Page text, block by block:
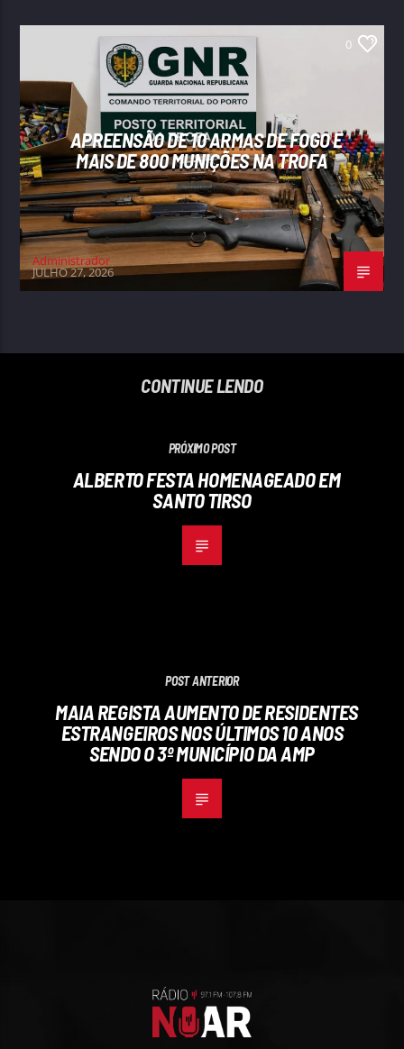
0
APREENSÃO DE 10 ARMAS DE FOGO E
MAIS DE 800 MUNIÇÕES NA TROFA
Administrador
JULHO 27, 2026
CONTINUE LENDO
PRÓXIMO POST
ALBERTO FESTA HOMENAGEADO EM
SANTO TIRSO
POST ANTERIOR
MAIA REGISTA AUMENTO DE RESIDENTES
ESTRANGEIROS NOS ÚLTIMOS 10 ANOS
SENDO O 3º MUNICÍPIO DA AMP